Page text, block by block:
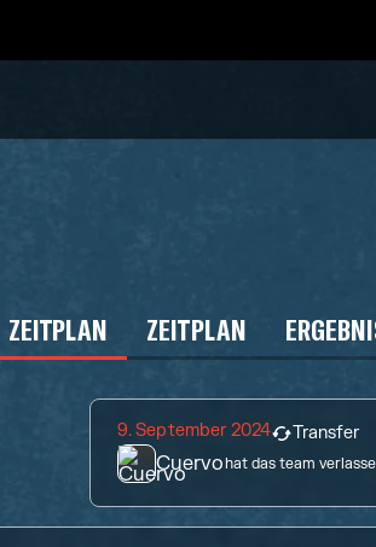
ZEITPLAN ZEITPLAN
9. September 2024 Transfer
Cuervohat das team